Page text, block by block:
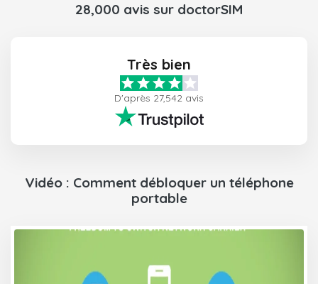
28,000 avis sur doctorSIM
Très bien
D'après 27,542 avis
Vidéo : Comment débloquer un téléphone
portable